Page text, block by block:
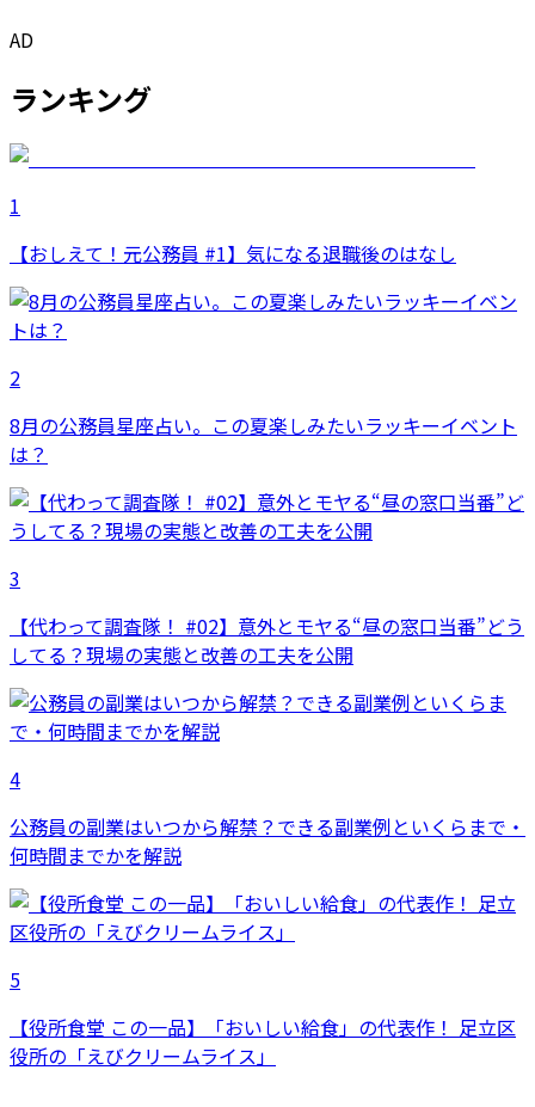
AD
ランキング
1
【おしえて！元公務員 #1】気になる退職後のはなし
2
8月の公務員星座占い。この夏楽しみたいラッキーイベント
は？
3
【代わって調査隊！ #02】意外とモヤる“昼の窓口当番”どう
してる？現場の実態と改善の工夫を公開
4
公務員の副業はいつから解禁？できる副業例といくらまで・
何時間までかを解説
5
【役所食堂 この一品】「おいしい給食」の代表作！ 足立区
役所の「えびクリームライス」